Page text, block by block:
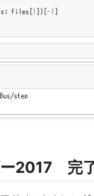
2017 完